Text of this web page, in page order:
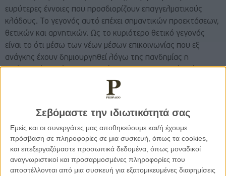
Σεβόμαστε την ιδιωτικότητά σας
Εμείς και οι συνεργάτες μας αποθηκεύουμε και/ή έχουμε
πρόσβαση σε πληροφορίες σε μια συσκευή, όπως τα cookies,
και επεξεργαζόμαστε προσωπικά δεδομένα, όπως μοναδικοί
αναγνωριστικοί και προσαρμοσμένες πληροφορίες που
αποστέλλονται από μια συσκευή για εξατομικευμένες διαφημίσεις
ευρύτερες έννοιες που προσδιορίζουν επαγγελματικούς
κλάδους. Το γεγονός αυτό επέχει σημαντικών προεκτάσεων,
θετικών και αρνητικών. Ως το κυριότερο θετικό γεγονός
είναι το ότι μέσω των νέων μέσων επικοινωνίας που εξ
ανάγκης έχουν δημιουργηθεί λόγω της πανδημίας η
διπλωματία καθίσταται αμεσότερη σε πραγματικό χρόνο.
Ως το κυριότερο αρνητικό γεγονός είναι το ότι η απουσία
δια ζώσης επαφής – ως ήταν το θέσμιο προ της πανδημίας –
διπλωματίας ως υπήρχε παραδοσιακά με την προσωπική
ζωντανή επαφή των διπλωματών που οριοθετείται από την
δια ζώσης επικοινωνία, συζήτηση και πράξεις.